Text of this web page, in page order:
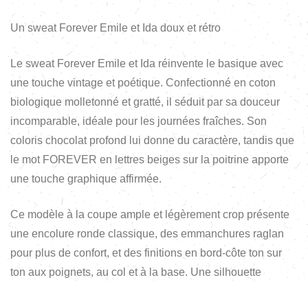
Un sweat Forever Emile et Ida doux et rétro
Le sweat Forever Emile et Ida réinvente le basique avec
une touche vintage et poétique. Confectionné en coton
biologique molletonné et gratté, il séduit par sa douceur
incomparable, idéale pour les journées fraîches. Son
coloris chocolat profond lui donne du caractère, tandis que
le mot FOREVER en lettres beiges sur la poitrine apporte
une touche graphique affirmée.
Ce modèle à la coupe ample et légèrement crop présente
une encolure ronde classique, des emmanchures raglan
pour plus de confort, et des finitions en bord-côte ton sur
ton aux poignets, au col et à la base. Une silhouette